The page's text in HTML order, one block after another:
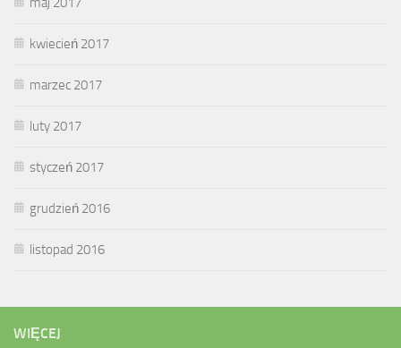
kwiecień 2017
marzec 2017
luty 2017
styczeń 2017
grudzień 2016
listopad 2016
WIĘCEJ